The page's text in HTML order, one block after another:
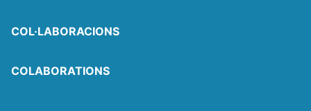
COL·LABORACIONS
COLABORATIONS